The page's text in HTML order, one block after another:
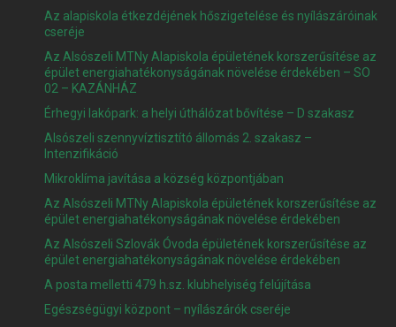
Az alapiskola étkezdéjének hőszigetelése és nyílászáróinak
cseréje
Az Alsószeli MTNy Alapiskola épületének korszerűsítése az
épület energiahatékonyságának növelése érdekében – SO
02 – KAZÁNHÁZ
Érhegyi lakópark: a helyi úthálózat bővítése – D szakasz
Alsószeli szennyvíztisztító állomás 2. szakasz –
Intenzifikáció
Mikroklíma javítása a község központjában
Az Alsószeli MTNy Alapiskola épületének korszerűsítése az
épület energiahatékonyságának növelése érdekében
Az Alsószeli Szlovák Óvoda épületének korszerűsítése az
épület energiahatékonyságának növelése érdekében
A posta melletti 479 h.sz. klubhelyiség felújítása
Egészségügyi központ – nyílászárók cseréje